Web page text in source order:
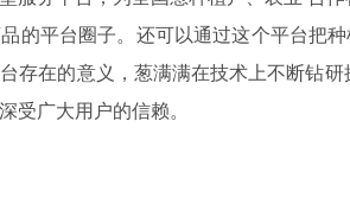
的平台圈子。还可以通过这个平台把
存在的意义，葱满满在技术上不断钻
受广大用户的信赖。